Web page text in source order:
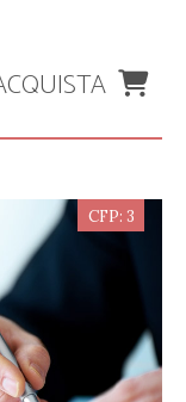
CFP: 3